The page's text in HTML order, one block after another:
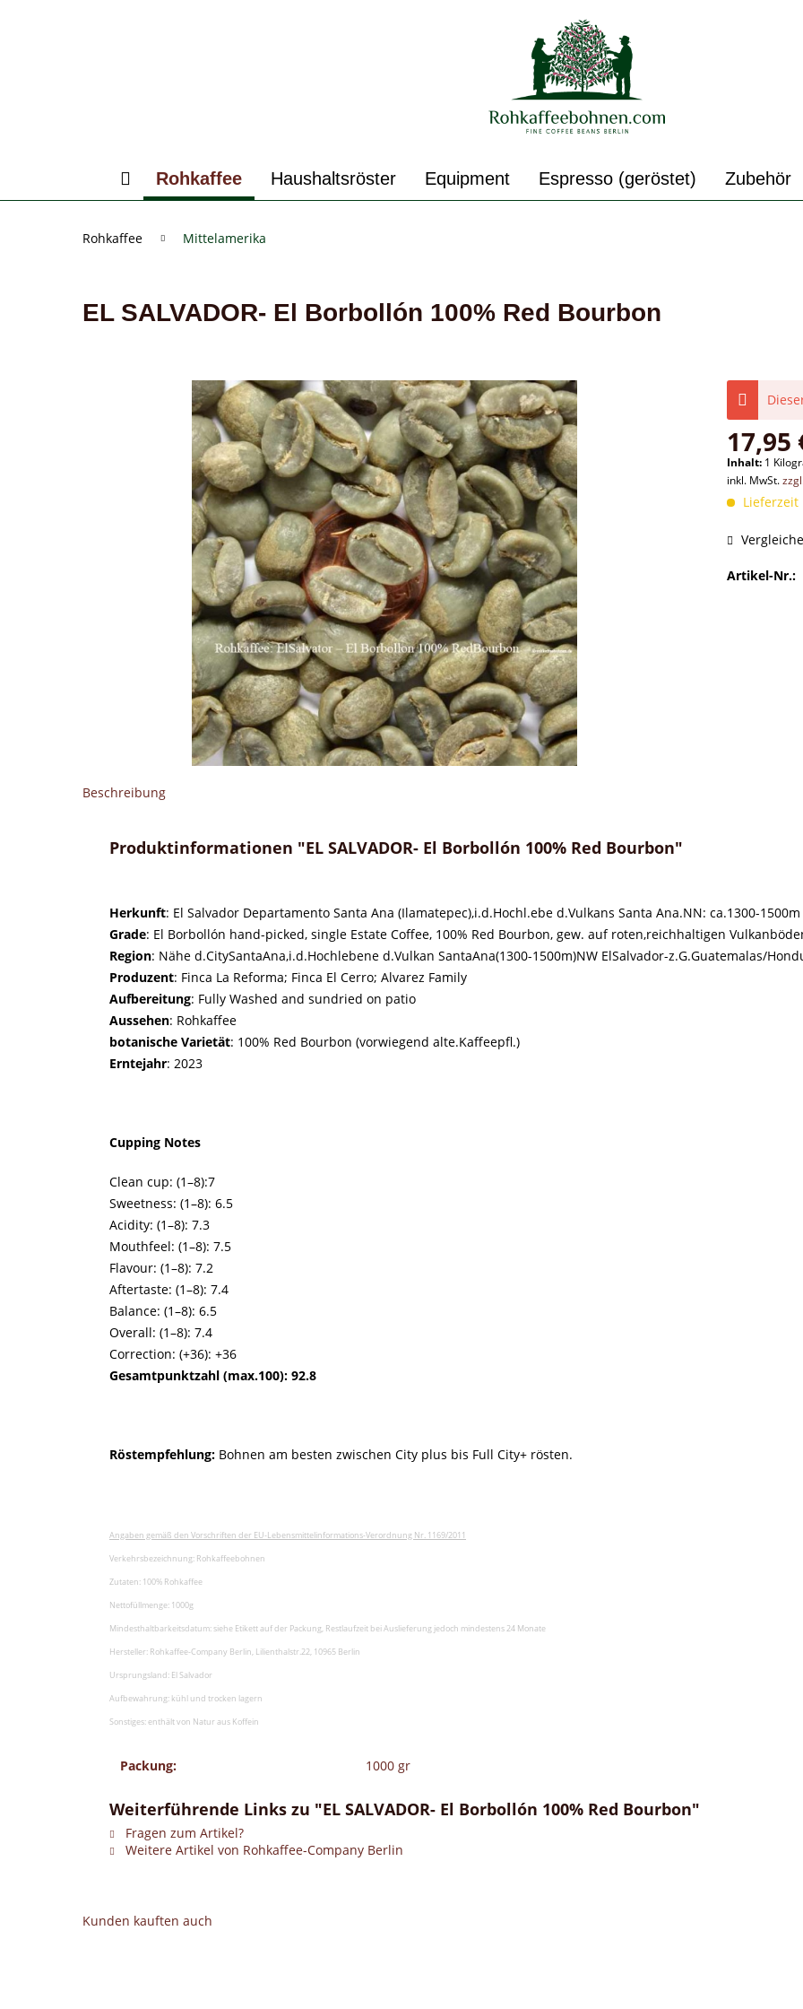
Rohkaffee Haushaltsröster Equipment Espresso (geröstet) Zubehör
Rohkaffee Mittelamerika
EL SALVADOR- El Borbollón 100% Red Bourbon
17,95
Inhalt: 1
inkl. MwSt.
Lieferzeit
Artikel-Nr.:
Beschreibung
Produktinformationen "EL SALVADOR- El Borbollón 100% Red Bourbon"
Herkunft: El Salvador Departamento Santa Ana (Ilamatepec),i.d.Hochl.ebe d.Vulkans Santa Ana.NN: ca.1300-1500m
Grade: El Borbollón hand-picked, single Estate Coffee, 100% Red Bourbon, gew. auf roten,reichhaltigen
Region: Nähe d.CitySantaAna,i.d.Hochlebene d.Vulkan SantaAna(1300-1500m)NW ElSalvador-z.G.Guatemalas/
Produzent: Finca La Reforma; Finca El Cerro; Alvarez Family
Aufbereitung: Fully Washed and sundried on patio
Aussehen: Rohkaffee
botanische Varietät: 100% Red Bourbon (vorwiegend alte.Kaffeepfl.)
Erntejahr: 2023
Cupping Notes
Clean cup: (1–8):7
Sweetness: (1–8): 6.5
Acidity: (1–8): 7.3
Mouthfeel: (1–8): 7.5
Flavour: (1–8): 7.2
Aftertaste: (1–8): 7.4
Balance: (1–8): 6.5
Overall: (1–8): 7.4
Correction: (+36): +36
Gesamtpunktzahl (max.100): 92.8
Röstempfehlung: Bohnen am besten zwischen City plus bis Full City+ rösten.
Angaben gemäß den Vorschriften der EU-Lebensmittelinformations-Verordnung Nr. 1169/2011
Verkehrsbezeichnung: Rohkaffeebohnen
Zutaten: 100% Rohkaffee
Nettofüllmenge: 1000g
Mindesthaltbarkeitsdatum: siehe Etikett auf der Packung, Restlaufzeit bei Auslieferung jedoch mindestens 24 Monate
Hersteller: Rohkaffee-Company Berlin, Lilienthalstr.22, 10965 Berlin
Ursprungsland: El Salvador
Aufbewahrung: kühl und trocken lagern
Sonstiges: enthält von Natur aus Koffein
Packung: 1000 gr
Weiterführende Links zu "EL SALVADOR- El Borbollón 100% Red Bourbon"
Fragen zum Artikel?
Weitere Artikel von Rohkaffee-Company Berlin
Kunden kauften auch